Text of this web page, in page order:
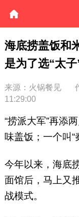
海底捞盖饭和
是为了选“太子
来源：火锅餐见
11:29:00
“捞派大军”再添
味盖饭；一个叫“
今年以来，海底
面馆后，马上又
战模式。